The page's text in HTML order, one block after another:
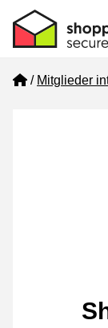
Home
Mitglieder